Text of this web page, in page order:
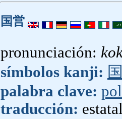
国営
pronunciación:
símbolos kanji:
palabra clave:
traducción: